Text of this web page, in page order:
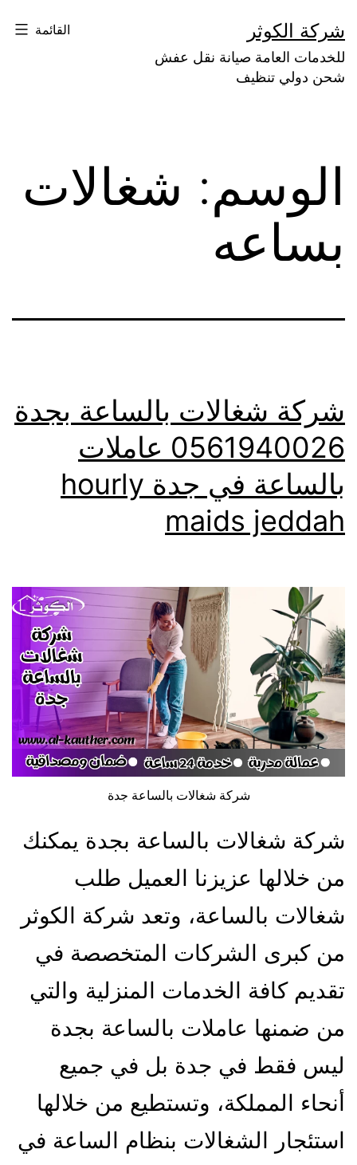
إلى
المحتوى
شركة الكوثر
للخدمات العامة صيانة نقل عفش
شحن دولي تنظيف
القائمة
الوسم: شغالات
بساعه
شركة شغالات بالساعة بجدة
0561940026 عاملات
بالساعة في جدة hourly
maids jeddah
شركة شغالات بالساعة جدة
شركة شغالات بالساعة بجدة يمكنك
من خلالها عزيزنا العميل طلب
شغالات بالساعة، وتعد شركة الكوثر
من كبرى الشركات المتخصصة في
تقديم كافة الخدمات المنزلية والتي
من ضمنها عاملات بالساعة بجدة
ليس فقط في جدة بل في جميع
أنحاء المملكة، وتستطيع من خلالها
استئجار الشغالات بنظام الساعة في